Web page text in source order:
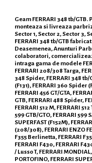
Geam FERRARI 348 tb/
monteaza si livreaza
Sector 1, Sector 2, Sector 3,
FERRARI 348 tb/GTB
Deasemenea, Anunturi
colaboratori,
intraga gama de modele
FERRARI 208/308 Targa,
348 Spider, FERRARI 348 tb/
(F131), FERRARI 360 Spider
FERRARI 456 GT/GTA,
GTB, FERRARI 488 Spider,
FERRARI 512 M, FERRARI
599 GTB/GTO, FERRARI 599
SUPERFAST (F152M),
(208/308), FERRARI ENZO
F355 Berlinetta, FERRARI
FERRARI F430, FERRARI
/ Lusso T, FERRARI
PORTOFINO, FERRARI